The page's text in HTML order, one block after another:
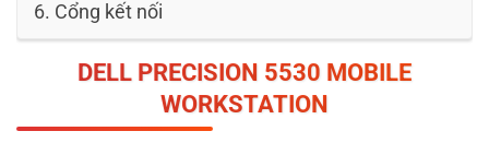
Cổng kết nối
DELL PRECISION 5530 MOBILE
WORKSTATION